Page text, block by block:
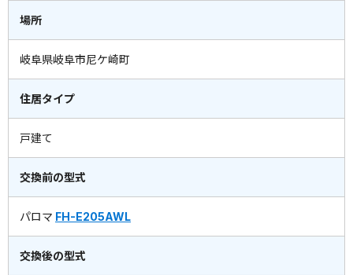
場所
岐阜県岐阜市尼ケ崎町
住居タイプ
戸建て
交換前の型式
パロマ FH-E205AWL
交換後の型式